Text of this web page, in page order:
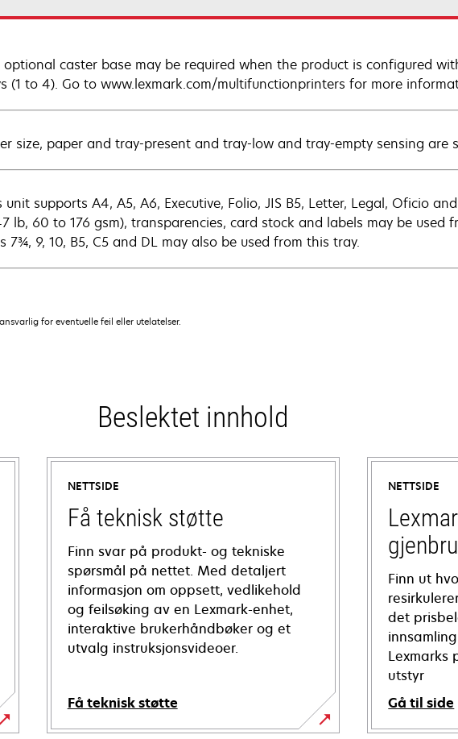
optional caster base may be required when the product is configured
(1 to 4). Go to www.lexmark.com/multifunctionprinters for more
size, paper and tray-present and tray-low and tray-empty sensing are
unit supports A4, A5, A6, Executive, Folio, JIS B5, Letter, Legal, Oficio
lb, 60 to 176 gsm), transparencies, card stock and labels may be used
7¾, 9, 10, B5, C5 and DL may also be used from this tray.
for eventuelle feil eller utelatelser.
Beslektet innhold
NETTSIDE
Få teknisk støtte
Finn svar på produkt- og tekniske
spørsmål på nettet. Med detaljert
informasjon om oppsett, vedlikehold
og feilsøking av en Lexmark-enhet,
interaktive brukerhåndbøker og et
utvalg instruksjonsvideoer.
Få teknisk støtte
NETTSIDE
Finn ut
det
Lexmarks
utstyr
Gå til side